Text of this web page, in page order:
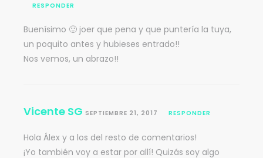
RESPONDER
Buenísimo 🙂 joer que pena y que puntería la tuya,
un poquito antes y hubieses entrado!!
Nos vemos, un abrazo!!
Vicente SG SEPTIEMBRE 21, 2017 RESPONDER
Hola Álex y a los del resto de comentarios!
¡Yo también voy a estar por allí! Quizás soy algo